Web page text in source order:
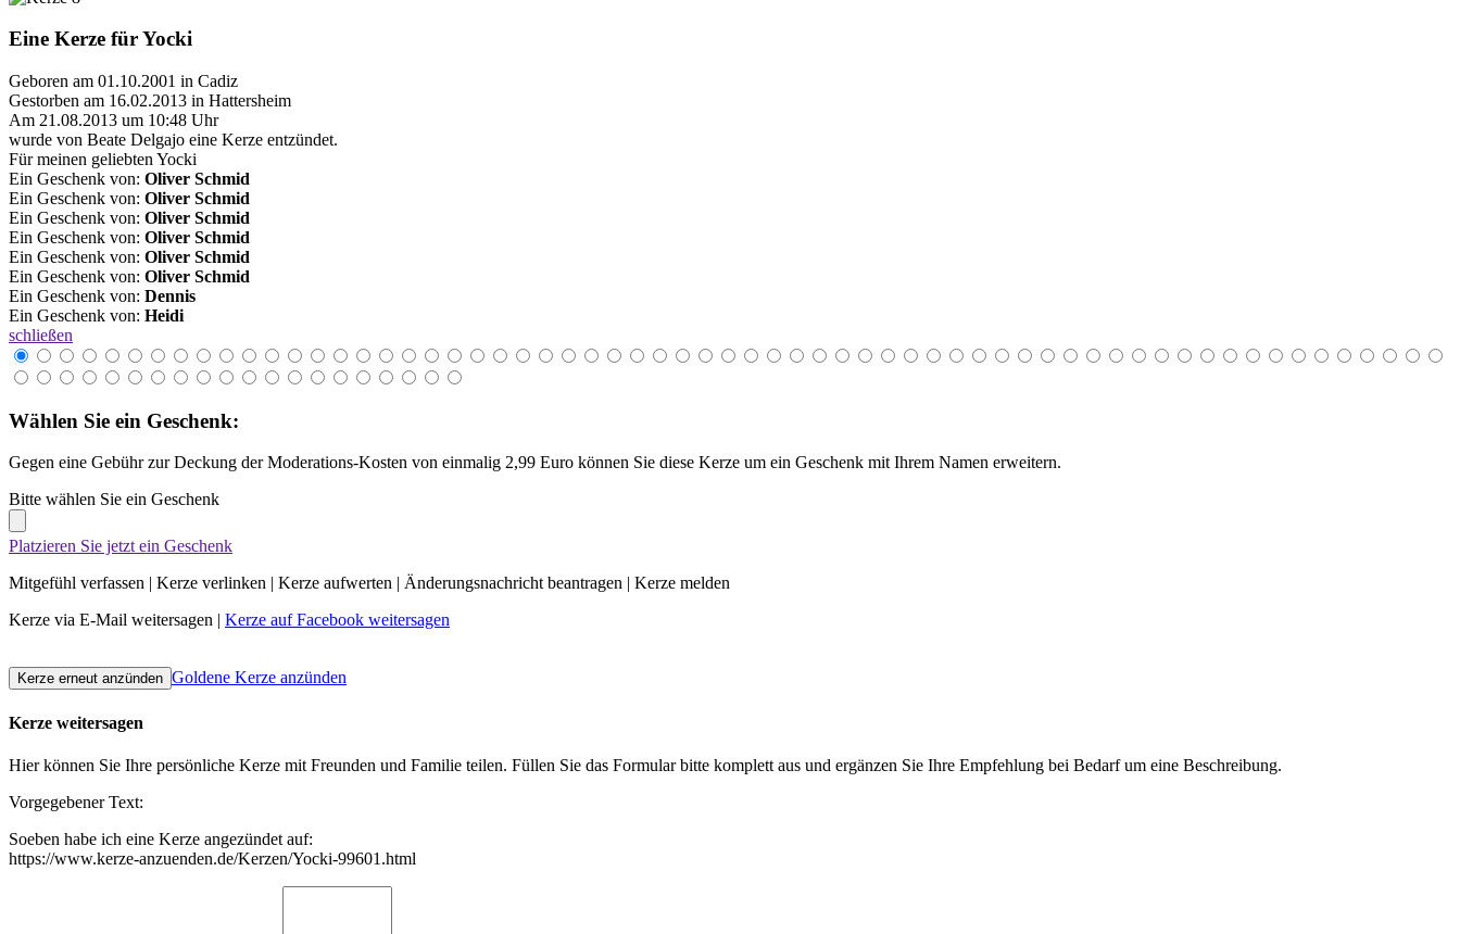
Eine Kerze für Yocki
Geboren am 01.10.2001 in Cadiz
Gestorben am 16.02.2013 in Hattersheim
Am 21.08.2013 um 10:48 Uhr
wurde von Beate Delgajo eine Kerze entzündet.
Für meinen geliebten Yocki
Ein Geschenk von: Oliver Schmid
Ein Geschenk von: Oliver Schmid
Ein Geschenk von: Oliver Schmid
Ein Geschenk von: Oliver Schmid
Ein Geschenk von: Oliver Schmid
Ein Geschenk von: Oliver Schmid
Ein Geschenk von: Dennis
Ein Geschenk von: Heidi
schließen
Wählen Sie ein Geschenk:
Gegen eine Gebühr zur Deckung der Moderations-Kosten von einmalig 2,99 Euro können Sie diese Kerze um ein Geschenk mit Ihrem Namen erweitern.
Bitte wählen Sie ein Geschenk
Platzieren Sie jetzt ein Geschenk
Mitgefühl verfassen
Kerze verlinken Kerze aufwerten Änderungsnachricht beantragen
Kerze melden
Kerze via E-Mail weitersagen
Kerze auf Facebook weitersagen
Goldene Kerze anzünden
Kerze weitersagen
Hier können Sie Ihre persönliche Kerze mit Freunden und Familie teilen. Füllen Sie das Formular bitte komplett aus und ergänzen Sie Ihre Empfehlung bei Bedarf um eine Beschreibung.
Vorgegebener Text:
Soeben habe ich eine Kerze angezündet auf:
https://www.kerze-anzuenden.de/Kerzen/Yocki-99601.html